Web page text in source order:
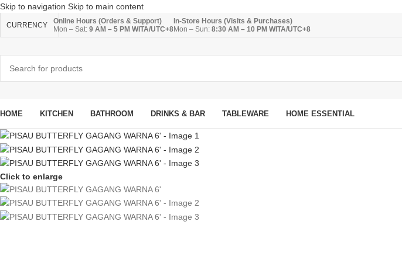
Skip to navigation Skip to main content
CURRENCY
Online Hours (Orders & Support)
Mon – Sat: 9 AM – 5 PM WITA/UTC+8
In-Store Hours (Visits & Purchases)
Mon – Sun: 8:30 AM – 10 PM WITA/UTC+8
HOME KITCHEN BATHROOM DRINKS & BAR TABLEWARE HOME ESSENTIAL
Click to enlarge